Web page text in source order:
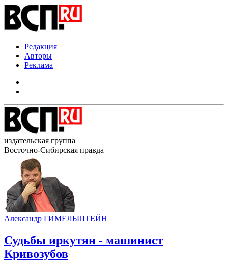
Редакция
Авторы
Реклама
издательская группа
Восточно-Сибирская правда
Александр ГИМЕЛЬШТЕЙН
Судьбы иркутян - машинист
Кривозубов